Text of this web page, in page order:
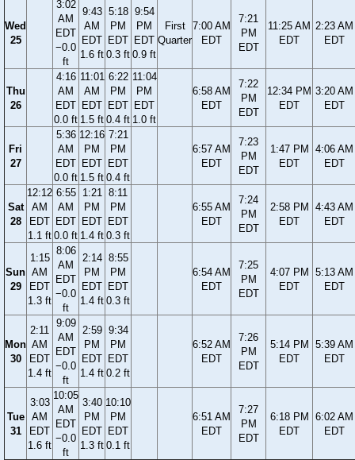
Wed
25
3:02
AM
EDT
−0.0
ft
9:43
AM
EDT
1.6 ft
5:18
PM
EDT
0.3 ft
9:54
PM
EDT
0.9 ft
First
Quarter
7:00 AM
EDT
7:21
PM
EDT
11:25 AM
EDT
2:23 AM
EDT
Thu
26
4:16
AM
EDT
0.0 ft
11:01
AM
EDT
1.5 ft
6:22
PM
EDT
0.4 ft
11:04
PM
EDT
1.0 ft
6:58 AM
EDT
7:22
PM
EDT
12:34 PM
EDT
3:20 AM
EDT
Fri
27
5:36
AM
EDT
0.0 ft
12:16
PM
EDT
1.5 ft
7:21
PM
EDT
0.4 ft
6:57 AM
EDT
7:23
PM
EDT
1:47 PM
EDT
4:06 AM
EDT
Sat
28
12:12
AM
EDT
1.1 ft
6:55
AM
EDT
0.0 ft
1:21
PM
EDT
1.4 ft
8:11
PM
EDT
0.3 ft
6:55 AM
EDT
7:24
PM
EDT
2:58 PM
EDT
4:43 AM
EDT
Sun
29
1:15
AM
EDT
1.3 ft
8:06
AM
EDT
−0.0
ft
2:14
PM
EDT
1.4 ft
8:55
PM
EDT
0.3 ft
6:54 AM
EDT
7:25
PM
EDT
4:07 PM
EDT
5:13 AM
EDT
Mon
30
2:11
AM
EDT
1.4 ft
9:09
AM
EDT
−0.0
ft
2:59
PM
EDT
1.4 ft
9:34
PM
EDT
0.2 ft
6:52 AM
EDT
7:26
PM
EDT
5:14 PM
EDT
5:39 AM
EDT
Tue
31
3:03
AM
EDT
1.6 ft
10:05
AM
EDT
−0.0
ft
3:40
PM
EDT
1.3 ft
10:10
PM
EDT
0.1 ft
6:51 AM
EDT
7:27
PM
EDT
6:18 PM
EDT
6:02 AM
EDT